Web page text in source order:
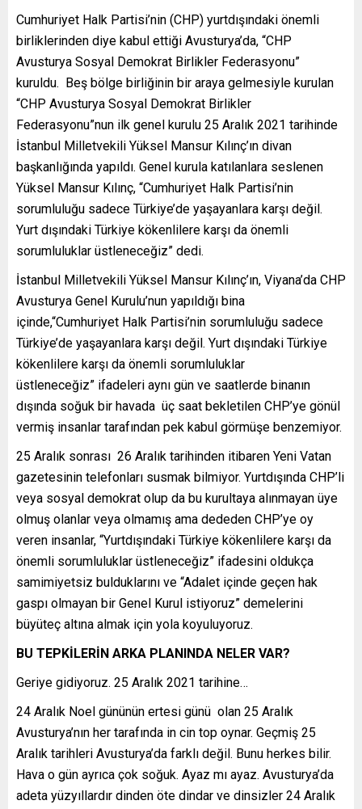
Cumhuriyet Halk Partisi’nin (CHP) yurtdışındaki önemli
birliklerinden diye kabul ettiği Avusturya’da, “CHP
Avusturya Sosyal Demokrat Birlikler Federasyonu”
kuruldu. Beş bölge birliğinin bir araya gelmesiyle kurulan
“CHP Avusturya Sosyal Demokrat Birlikler
Federasyonu”nun ilk genel kurulu 25 Aralık 2021 tarihinde
İstanbul Milletvekili Yüksel Mansur Kılınç’ın divan
başkanlığında yapıldı. Genel kurula katılanlara seslenen
Yüksel Mansur Kılınç, “Cumhuriyet Halk Partisi’nin
sorumluluğu sadece Türkiye’de yaşayanlara karşı değil.
Yurt dışındaki Türkiye kökenlilere karşı da önemli
sorumluluklar üstleneceğiz” dedi.
İstanbul Milletvekili Yüksel Mansur Kılınç’ın, Viyana’da CHP
Avusturya Genel Kurulu’nun yapıldığı bina
içinde,“Cumhuriyet Halk Partisi’nin sorumluluğu sadece
Türkiye’de yaşayanlara karşı değil. Yurt dışındaki Türkiye
kökenlilere karşı da önemli sorumluluklar
üstleneceğiz” ifadeleri aynı gün ve saatlerde binanın
dışında soğuk bir havada üç saat bekletilen CHP’ye gönül
vermiş insanlar tarafından pek kabul görmüşe benzemiyor.
25 Aralık sonrası 26 Aralık tarihinden itibaren Yeni Vatan
gazetesinin telefonları susmak bilmiyor. Yurtdışında CHP’li
veya sosyal demokrat olup da bu kurultaya alınmayan üye
olmuş olanlar veya olmamış ama dededen CHP’ye oy
veren insanlar, “Yurtdışındaki Türkiye kökenlilere karşı da
önemli sorumluluklar üstleneceğiz” ifadesini oldukça
samimiyetsiz bulduklarını ve “Adalet içinde geçen hak
gaspı olmayan bir Genel Kurul istiyoruz” demelerini
büyüteç altına almak için yola koyuluyoruz.
BU TEPKİLERİN ARKA PLANINDA NELER VAR?
Geriye gidiyoruz. 25 Aralık 2021 tarihine…
24 Aralık Noel gününün ertesi günü olan 25 Aralık
Avusturya’nın her tarafında in cin top oynar. Geçmiş 25
Aralık tarihleri Avusturya’da farklı değil. Bunu herkes bilir.
Hava o gün ayrıca çok soğuk. Ayaz mı ayaz. Avusturya’da
adeta yüzyıllardır dinden öte dindar ve dinsizler 24 Aralık